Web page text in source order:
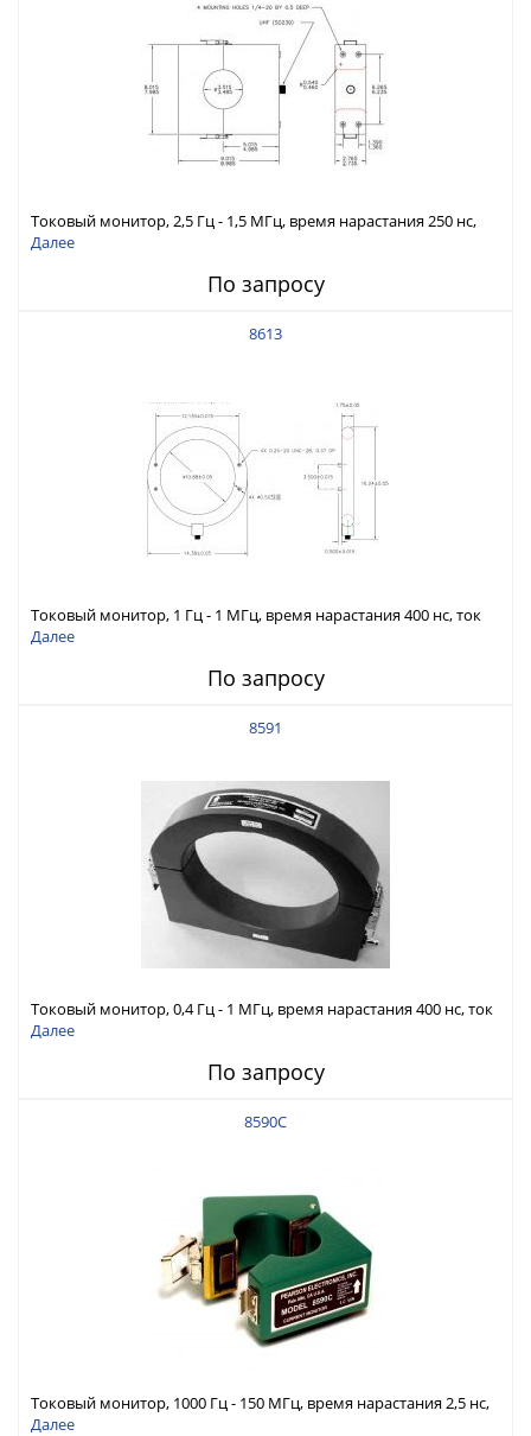
Токовый монитор, 2,5 Гц - 1,5 МГц, время нарастания 250 нс,
ток 1400 А скз
Далее
По запросу
8613
Токовый монитор, 1 Гц - 1 МГц, время нарастания 400 нс, ток
4000 А скз
Далее
По запросу
8591
Токовый монитор, 0,4 Гц - 1 МГц, время нарастания 400 нс, ток
1000 А скз
Далее
По запросу
8590C
Токовый монитор, 1000 Гц - 150 МГц, время нарастания 2,5 нс,
ток 500 А скз
Далее